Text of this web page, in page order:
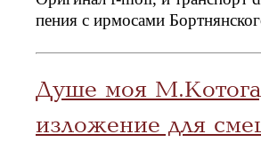
пения с ирмосами
Душе моя
изложение для